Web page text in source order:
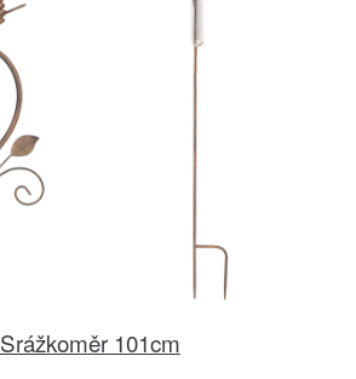
Srážkoměr 101cm